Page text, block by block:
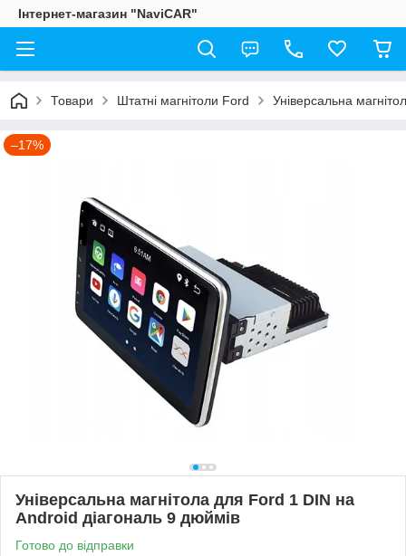
Інтернет-магазин "NaviCAR"
Товари Штатні магнітоли Ford Універсальна
–17%
Універсальна магнітола для Ford 1 DIN на
Android діагональ 9 дюймів
Готово до відправки